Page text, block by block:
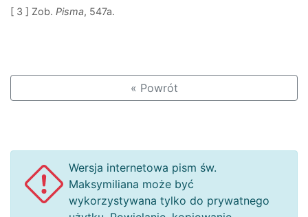
[ 3 ] Zob. Pisma, 547a.
« Powrót
Wersja internetowa pism św.
Maksymiliana może być
wykorzystywana tylko do prywatnego